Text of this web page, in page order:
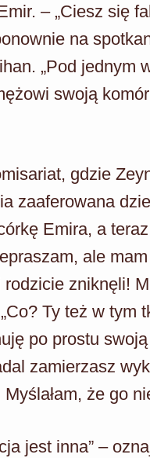
– „Ciesz się
na
„Pod jednym
swoją
gdzie
zaaferowana
Emira, a
ale
rodzicie zniknęli!
Ty też w tym
po prostu
zamierzasz
że go
jest inna” –